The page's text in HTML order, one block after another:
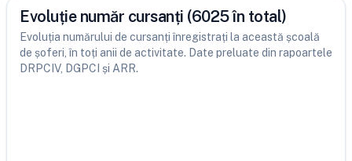
Evoluție număr cursanți (6025 în total)
Evoluția numărului de cursanți înregistrați la această școală
de șoferi, în toți anii de activitate. Date preluate din rapoartele
DRPCIV, DGPCI și ARR.